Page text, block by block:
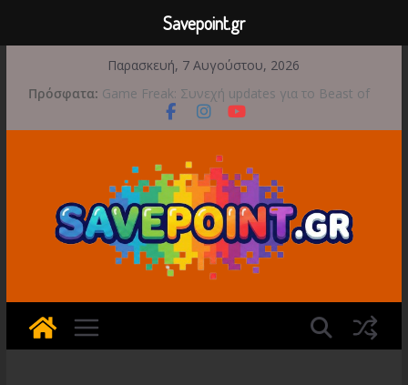
περιεχόμενο
Παρασκευή, 7 Αυγούστου, 2026
Πρόσφατα: Game Freak: Συνεχή updates για το Beast of
Reincarnation μετά την ανάμεικτη υποδοχή
Μια φωτογραφική περιπέτεια συνεχίζεται στο
Διασχίστε τους ουρανούς με το Wild Blue
Skies αυτό το φθινόπωρο
Διακοπές και παιχνίδι για όλη την οικογένεια!
Έρχεται 1η Σεπτεμβρίου το Crimson Moon
Savepoint.gr